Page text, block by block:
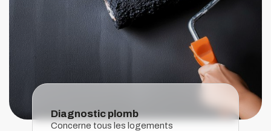
Diagnostic plomb
Concerne tous les logements